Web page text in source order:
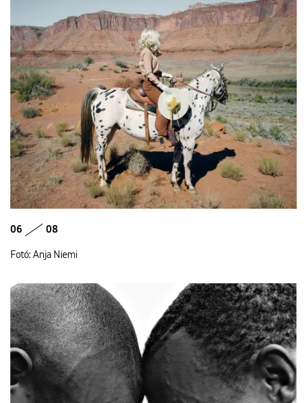
06 08
Fotó: Anja Niemi